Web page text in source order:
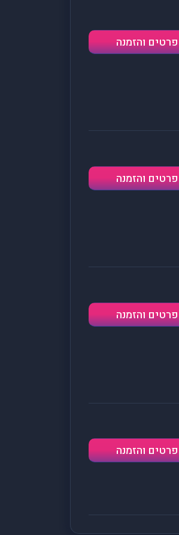
פרטים והזמנה
פרטים והזמנה
פרטים והזמנה
פרטים והזמנה